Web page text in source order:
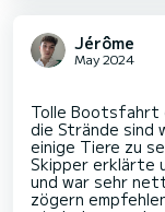
Jérôme
May 2024
Tolle Bootsfahrt
die Strände sind
einige Tiere zu
Skipper erklärte
und war sehr
zögern